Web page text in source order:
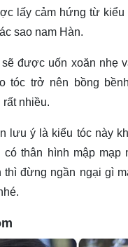
lấy cảm hứng từ kiểu
sao nam Hàn.
được uốn xoăn nhẹ
tóc trở nên bồng
nhiều.
lưu ý là kiểu tóc này
có thân hình mập mạp
thì đừng ngần ngại gì